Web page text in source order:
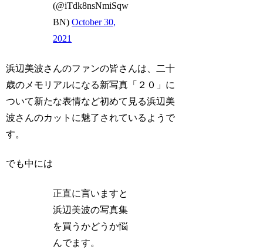
(@iTdk8nsNmiSqw
BN)October 30,
2021
浜辺美波さんのファンの皆さんは、二十
歳のメモリアルになる新写真「２０」に
ついて新たな表情など初めて見る浜辺美
波さんのカットに魅了されているようで
す。
でも中には
正直に言いますと
浜辺美波の写真集
を買うかどうか悩
んでます。